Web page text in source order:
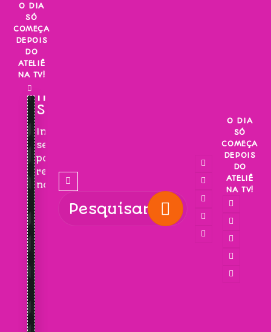
Skip
content
O DIA
SÓ
COMEÇA
DEPOIS
DO
ATELIÊ
NA TV!
INSCREVA-
SE!
Inscreva-
se
para
receber
novidades!
O DIA
SÓ
COMEÇA
DEPOIS
DO
ATELIÊ
NA TV!